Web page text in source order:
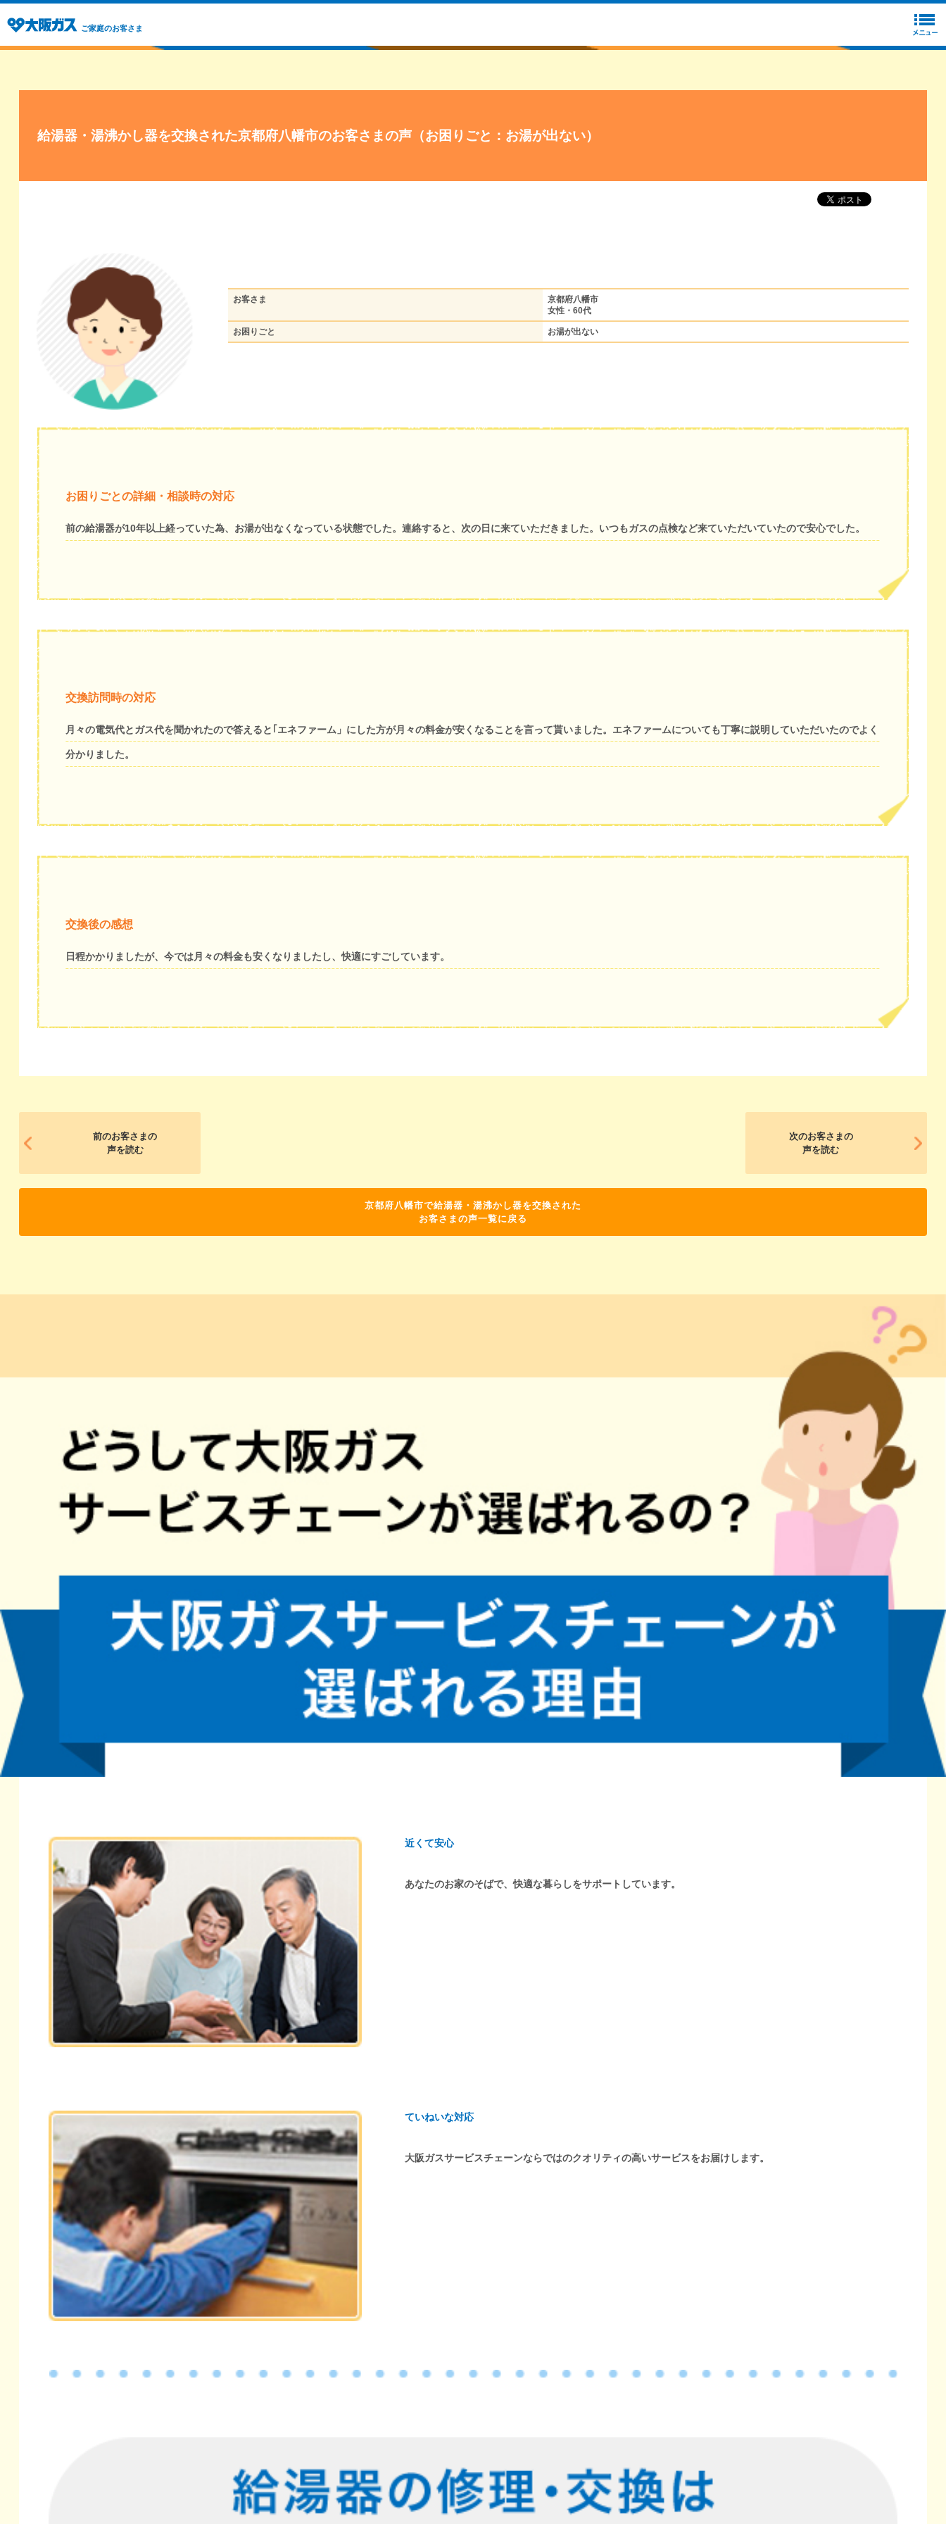
ご家庭のお客さま
給湯器・湯沸かし器を交換された京都府八幡市のお客さまの声（お困りごと：お湯が出ない）
お客さま
京都府八幡市
女性・60代
お困りごと お湯が出ない
お困りごとの詳細・相談時の対応
前の給湯器が10年以上経っていた為、お湯が出なくなっている状態でした。連絡すると、次の日に来ていただきました。いつもガスの点検など来ていただいていたので安心でした。
交換訪問時の対応
月々の電気代とガス代を聞かれたので答えると｢エネファーム」にした方が月々の料金が安くなることを言って貰いました。エネファームについても丁寧に説明していただいたのでよく
分かりました。
交換後の感想
日程かかりましたが、今では月々の料金も安くなりましたし、快適にすごしています。
前のお客さまの
声を読む
次のお客さまの
声を読む
京都府八幡市で給湯器・湯沸かし器を交換された
お客さまの声一覧に戻る
近くて安心
あなたのお家のそばで、快適な暮らしをサポートしています。
ていねいな対応
大阪ガスサービスチェーンならではのクオリティの高いサービスをお届けします。